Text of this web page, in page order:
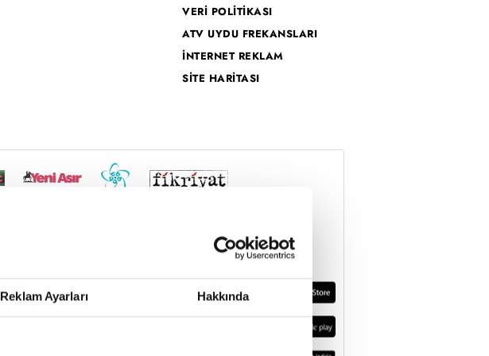
Reklam Ayarları Hakkında
VERİ POLİTİKASI
ATV UYDU FREKANSLARI
İNTERNET REKLAM
SİTE HARİTASI